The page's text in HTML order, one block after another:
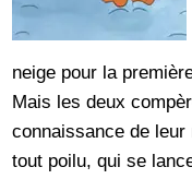
neige pour la
Mais les deux
connaissance de
tout poilu, qui se